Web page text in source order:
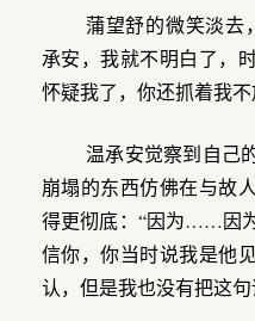
蒲望舒的微笑淡去
承安，我就不明白了，
怀疑我了，你还抓着我
温承安觉察到自己
崩塌的东西仿佛在与故
得更彻底：“因为……因
信你，你当时说我是他
认，但是我也没有把这